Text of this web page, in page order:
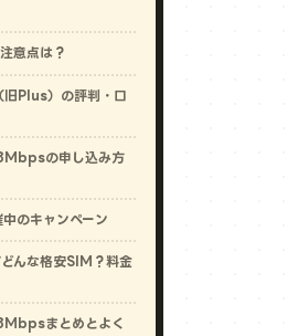
意点は？
Plus）の評判・口
の申し込み方
のキャンペーン
んな格安SIM？料金
まとめとよく